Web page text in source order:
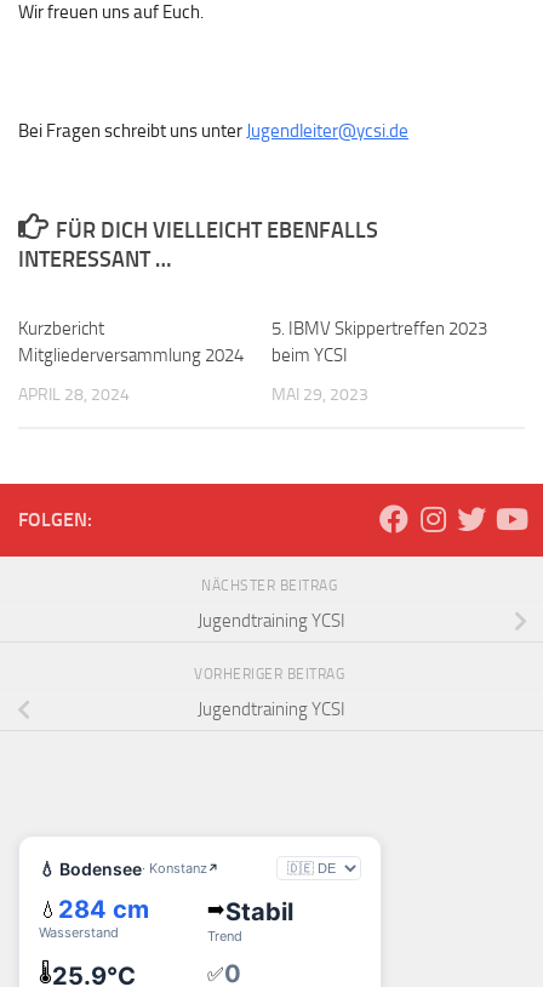
Wir freuen uns auf Euch.
Bei Fragen schreibt uns unter Jugendleiter@ycsi.de
FÜR DICH VIELLEICHT EBENFALLS
INTERESSANT …
Kurzbericht
Mitgliederversammlung 2024
APRIL 28, 2024
5. IBMV Skippertreffen 2023
beim YCSI
MAI 29, 2023
FOLGEN:
NÄCHSTER BEITRAG
Jugendtraining YCSI
VORHERIGER BEITRAG
Jugendtraining YCSI